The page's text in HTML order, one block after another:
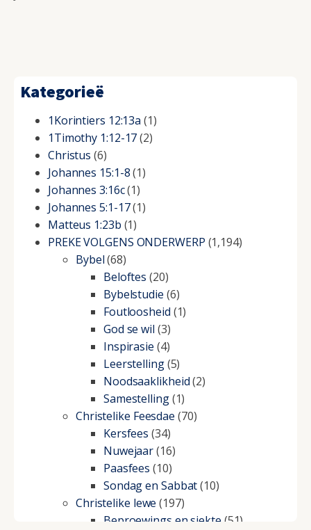
Kategorieë
1Korintiers 12:13a (1)
1Timothy 1:12-17(2)
Christus (6)
Johannes 15:1-8(1)
Johannes 3:16c(1)
Johannes 5:1-17(1)
Matteus 1:23b (1)
PREKE VOLGENS ONDERWERP (1,194)
Bybel(68)
Beloftes (20)
Bybelstudie (6)
Foutloosheid (1)
God se wil (3)
Inspirasie (4)
Leerstelling(5)
Noodsaaklikheid(2)
Samestelling(1)
Christelike Feesdae (70)
Kersfees (34)
Nuwejaar(16)
Paasfees (10)
Sondag en Sabbat(10)
Christelike lewe (197)
Beproewings en siekte (51)